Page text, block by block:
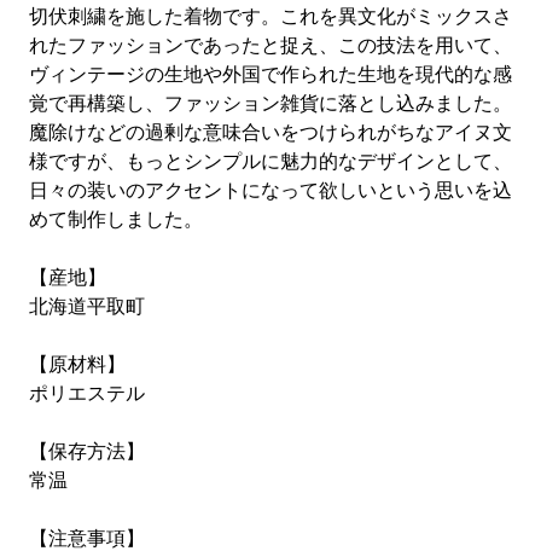
切伏刺繍を施した着物です。これを異文化がミックスさ
れたファッションであったと捉え、この技法を用いて、
ヴィンテージの生地や外国で作られた生地を現代的な感
覚で再構築し、ファッション雑貨に落とし込みました。
魔除けなどの過剰な意味合いをつけられがちなアイヌ文
様ですが、もっとシンプルに魅力的なデザインとして、
日々の装いのアクセントになって欲しいという思いを込
めて制作しました。
【産地】
北海道平取町
【原材料】
ポリエステル
【保存方法】
常温
【注意事項】